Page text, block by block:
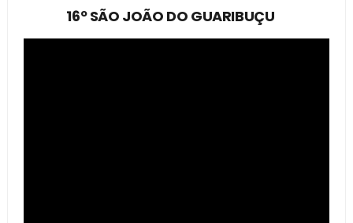
16º SÃO JOÃO DO GUARIBUÇU